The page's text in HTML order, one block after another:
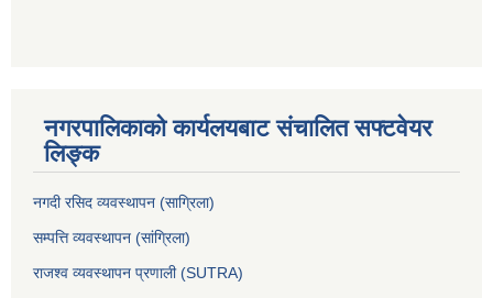
नगरपालिकाको कार्यलयबाट संचालित सफ्टवेयर
लिङ्क
नगदी रसिद व्यवस्थापन (साग्रिला)
सम्पत्ति व्यवस्थापन (सांग्रिला)
राजश्व व्यवस्थापन प्रणाली (SUTRA)